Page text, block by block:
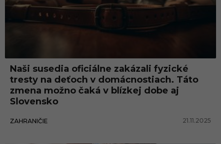
Naši susedia oficiálne zakázali fyzické
tresty na deťoch v domácnostiach. Táto
zmena možno čaká v blízkej dobe aj
Slovensko
ZAHRANIČIE 21.11.2025